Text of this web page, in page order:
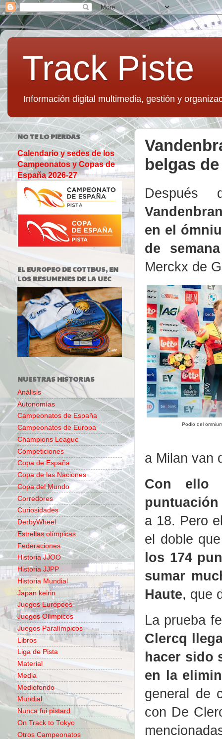
Track Piste
Información digital multimedia, gestión y
belgas
en el
de
Merckx de
Podio del
a Milan van
Con ello
puntuación
a 18. Pero
el doble
los 174
sumar
Haute, que
La prueba
Clercq
hacer sido
en la
general de
con De
NO TE LO PIERDAS
Calendario y sedes de los
Campeonatos y Copas de
España 2026-27
EL EUROPEO DE COTTBUS, EN
LOS RESUMENES DE LA UEC
NUESTRAS HISTORIAS
Análisis
Autonomías
Campeonatos de España
Campeonatos de Europa
Champions League
Competiciones
Copa de España
Copa de las Naciones
Copa del Mundo
Corredores
Curiosidades
DerbyWheel
Estrellas olímpicas
Federaciones
Historia JJOO
Historia JJPP
Historia Mundial
Japan keirin
Juegos Europeos
Juegos Olímpicos
Juegos Paralímpicos
Libros
Liga de Pista
Material
Media
Mediofondo
Mundial
Nunca fui pistard
On Track to Tokyo
Otros Campeonatos